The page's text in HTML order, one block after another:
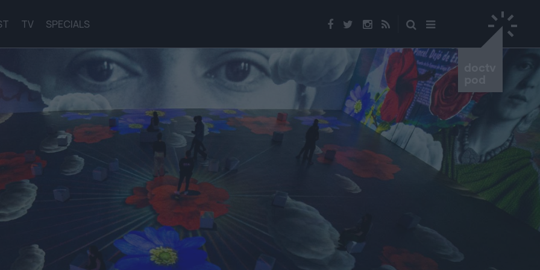
TV SPECIALS